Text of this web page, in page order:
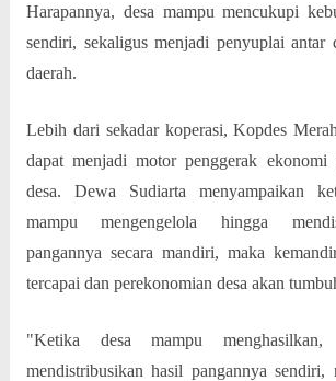
Harapannya, desa mampu mencukupi
sendiri, sekaligus menjadi penyuplai antar
daerah.
Lebih dari sekadar koperasi, Kopdes
dapat menjadi motor penggerak
desa. Dewa Sudiarta menyampaikan
mampu mengengelola hingga
pangannya secara mandiri, maka
tercapai dan perekonomian desa akan
"Ketika desa mampu menghasilkan,
mendistribusikan hasil pangannya sendiri,